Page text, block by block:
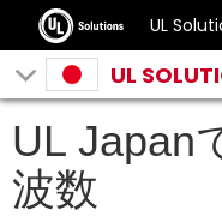
UL
UL
UL Japan
波数